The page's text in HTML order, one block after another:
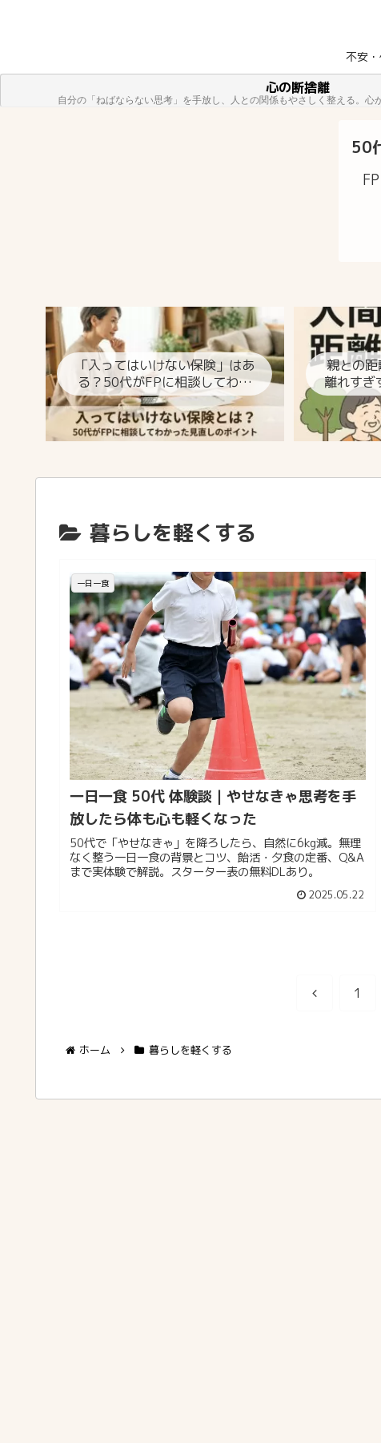
不安
心の断捨離
自分の「ねばならない思考」を手放し、人との関係もやさしく整える。心
50
「入ってはいけない保険」はあ
る？50代がFPに相談してわか
った見直しのポイント
親との
離れすぎ
暮らしを軽くする
一日一食
一日一食 50代 体験談｜やせなきゃ思考を手
放したら体も心も軽くなった
50代で「やせなきゃ」を降ろしたら、自然に6kg減。無理
なく整う一日一食の背景とコツ、飴活・夕食の定番、Q&A
まで実体験で解説。スターター表の無料DLあり。
2025.05.22
前
1
ホーム 暮らしを軽くする